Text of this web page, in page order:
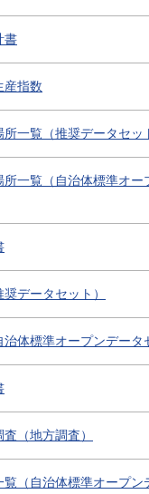
書
産指数
一覧（推奨データセッ
一覧（自治体標準オー
データセット）
体標準オープンデータ
（地方調査）
（自治体標準オープン